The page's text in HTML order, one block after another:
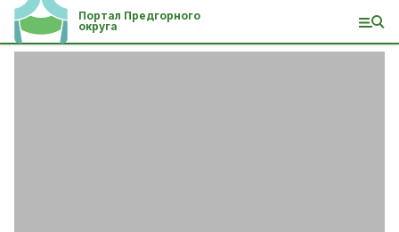
Портал Предгорного
округа